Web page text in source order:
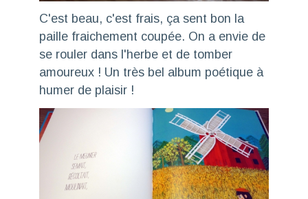
C'est beau, c'est frais, ça sent bon la
paille fraichement coupée. On a envie de
se rouler dans l'herbe et de tomber
amoureux ! Un très bel album poétique à
humer de plaisir !